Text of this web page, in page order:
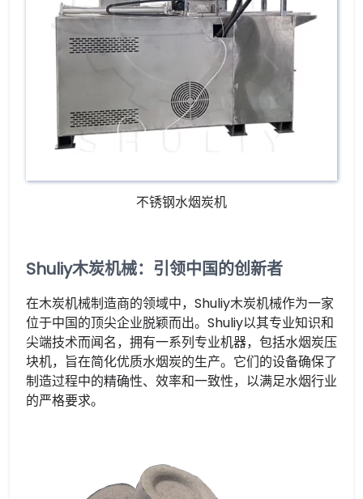
不锈钢水烟炭机
Shuliy木炭机械：引领中国的创新者
在木炭机械制造商的领域中，Shuliy木炭机械作为一家
位于中国的顶尖企业脱颖而出。Shuliy以其专业知识和
尖端技术而闻名，拥有一系列专业机器，包括水烟炭压
块机，旨在简化优质水烟炭的生产。它们的设备确保了
制造过程中的精确性、效率和一致性，以满足水烟行业
的严格要求。